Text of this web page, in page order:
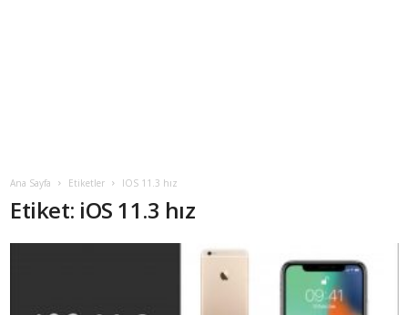
Ana Sayfa Etiketler IOS 11.3 hız
Etiket: iOS 11.3 hız